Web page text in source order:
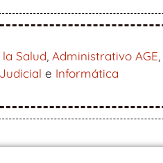
Salud, Administrativo AGE,
e Informática